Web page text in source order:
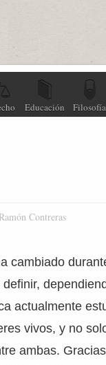
Educación Filosofía
Contreras
cambiado
actualmente
vivos, y no
ambas.